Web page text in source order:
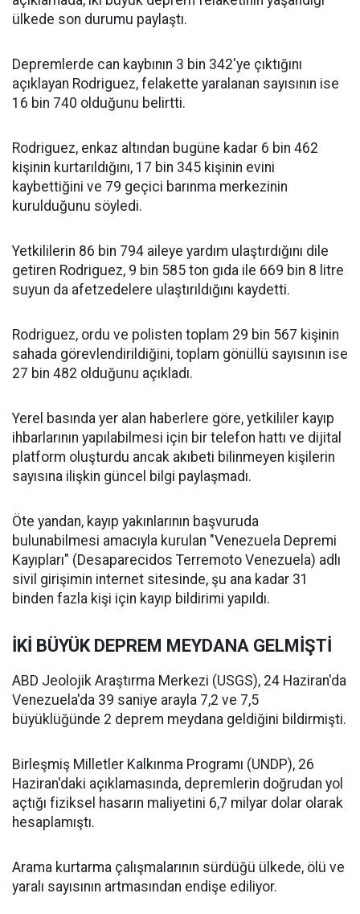
ülkede son durumu paylaştı.
Depremlerde can kaybının 3 bin 342'ye çıktığını
açıklayan Rodriguez, felakette yaralanan sayısının ise
16 bin 740 olduğunu belirtti.
Rodriguez, enkaz altından bugüne kadar 6 bin 462
kişinin kurtarıldığını, 17 bin 345 kişinin evini
kaybettiğini ve 79 geçici barınma merkezinin
kurulduğunu söyledi.
Yetkililerin 86 bin 794 aileye yardım ulaştırdığını dile
getiren Rodriguez, 9 bin 585 ton gıda ile 669 bin 8 litre
suyun da afetzedelere ulaştırıldığını kaydetti.
Rodriguez, ordu ve polisten toplam 29 bin 567 kişinin
sahada görevlendirildiğini, toplam gönüllü sayısının ise
27 bin 482 olduğunu açıkladı.
Yerel basında yer alan haberlere göre, yetkililer kayıp
ihbarlarının yapılabilmesi için bir telefon hattı ve dijital
platform oluşturdu ancak akıbeti bilinmeyen kişilerin
sayısına ilişkin güncel bilgi paylaşmadı.
Öte yandan, kayıp yakınlarının başvuruda
bulunabilmesi amacıyla kurulan "Venezuela Depremi
Kayıpları" (Desaparecidos Terremoto Venezuela) adlı
sivil girişimin internet sitesinde, şu ana kadar 31
binden fazla kişi için kayıp bildirimi yapıldı.
İKİ BÜYÜK DEPREM MEYDANA GELMİŞTİ
ABD Jeolojik Araştırma Merkezi (USGS), 24 Haziran'da
Venezuela'da 39 saniye arayla 7,2 ve 7,5
büyüklüğünde 2 deprem meydana geldiğini bildirmişti.
Birleşmiş Milletler Kalkınma Programı (UNDP), 26
Haziran'daki açıklamasında, depremlerin doğrudan yol
açtığı fiziksel hasarın maliyetini 6,7 milyar dolar olarak
hesaplamıştı.
Arama kurtarma çalışmalarının sürdüğü ülkede, ölü ve
yaralı sayısının artmasından endişe ediliyor.